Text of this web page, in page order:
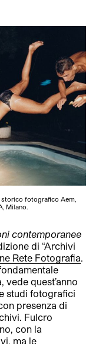
storico fotografico Aem,
Milano.
contemporanee
di “Archivi
Rete Fotografia.
vede quest’anno
studi fotografici
presenza di
Fulcro
con la
ma le